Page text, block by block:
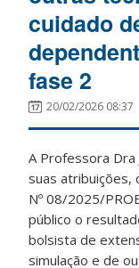
cuidado
fase 2
20/02/2026 08:37
A Professora Dra
suas atribuições,
Nº 08/2025/
público o
bolsista de
simulação e de